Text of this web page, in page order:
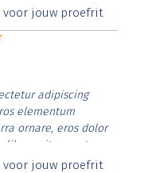
id rutrum lorem
voor jouw proefrit
adipiscing
elementum
ornare, eros dolor
libero vitae erat.
id rutrum lorem
voor jouw proefrit